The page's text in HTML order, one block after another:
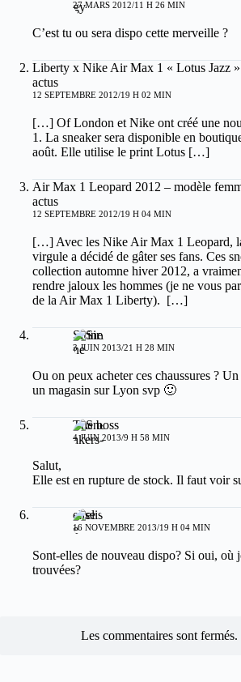
27 MARS 2012/11 H 26 MIN
C’est tu ou sera dispo cette merveille ?
Liberty x Nike Air Max 1 « Lotus Jazz
actus
12 SEPTEMBRE 2012/19 H 02 MIN
[…] Of London et Nike ont créé une
1. La sneaker sera disponible en
août. Elle utilise le print Lotus […]
Air Max 1 Leopard 2012 – modèle
actus
12 SEPTEMBRE 2012/19 H 04 MIN
[…] Avec les Nike Air Max 1 Leopard,
virgule a décidé de gâter ses fans. Ces
collection automne hiver 2012, a
rendre jaloux les hommes (je ne vous
de la Air Max 1 Liberty). […]
Sirine
3 JUIN 2013/21 H 28 MIN
Ou on peux acheter ces chaussures ?
un magasin sur Lyon svp 🙂
The boss
4 JUIN 2013/9 H 58 MIN
Salut,
Elle est en rupture de stock. Il faut voir
elise
16 NOVEMBRE 2013/19 H 04 MIN
Sont-elles de nouveau dispo? Si oui, où
trouvées?
Les commentaires sont fermés.